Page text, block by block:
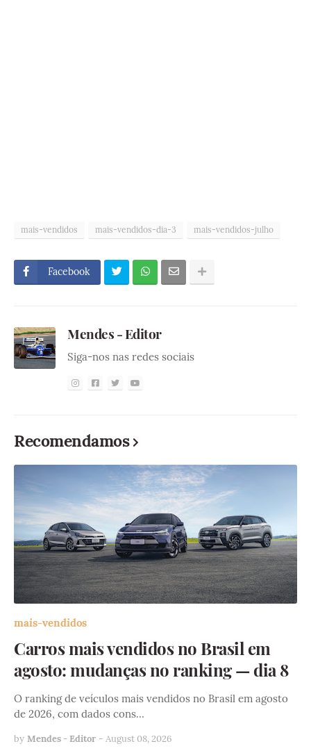
mais-vendidos mais-vendidos-dia-3 mais-vendidos-julho
Facebook
Mendes - Editor
Siga-nos nas redes sociais
Recomendamos
mais-vendidos
Carros mais vendidos no Brasil em
agosto: mudanças no ranking — dia 8
O ranking de veículos mais vendidos no Brasil em agosto
de 2026, com dados cons…
by Mendes - Editor - August 08, 2026